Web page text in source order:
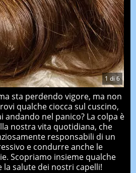
1 di 6
sta perdendo vigore, ma non
qualche ciocca sul cuscino,
andando nel panico? La colpa è
nostra vita quotidiana, che
responsabili di un
e condurre anche le
Scopriamo insieme qualche
salute dei nostri capelli!